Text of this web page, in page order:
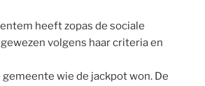
heeft zopas de sociale
volgens haar criteria en
wie de jackpot won. De